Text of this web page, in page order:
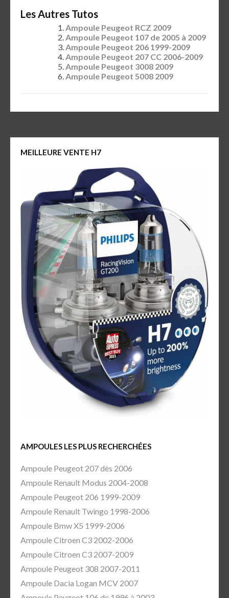
Les Autres Tutos
Ampoule Peugeot RCZ 2009
Ampoule Peugeot 107 de 2005 à 2009
Ampoule Peugeot 206 1999-2009
Ampoule Peugeot 207 CC 2006-2009
Ampoule Peugeot 3008 2009
Ampoule Peugeot 5008 2009
MEILLEURE VENTE H7
AMPOULES LES PLUS RECHERCHÉES
Ampoule Peugeot 207 dès 2006
Ampoule Renault Modus 2004-2008
Ampoule Peugeot 206 1999-2009
Ampoule Renault Twingo 1998-2006
Ampoule Bmw X5 1999-2006
Ampoule Citroen C3 2002-2006
Ampoule Citroen C3 2007-2009
Ampoule Peugeot 308 2007-2011
Ampoule Dacia Logan MCV 2007